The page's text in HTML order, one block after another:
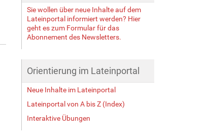
Sie wollen über neue Inhalte auf dem
Lateinportal informiert werden? Hier
geht es zum Formular für das
Abonnement des Newsletters.
Orientierung im Lateinportal
Neue Inhalte im Lateinportal
Lateinportal von A bis Z (Index)
Interaktive Übungen